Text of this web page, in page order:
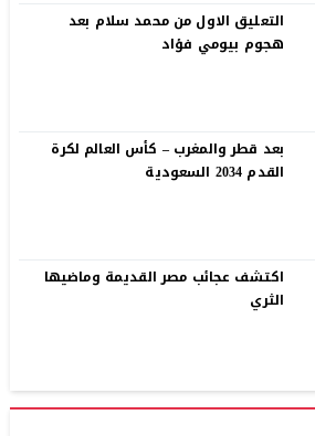
التعليق الاول من محمد سلام بعد
هجوم بيومي فؤاد
بعد قطر والمغرب – كأس العالم لكرة
القدم 2034 السعودية
اكتشف عجائب مصر القديمة وماضيها
الثري